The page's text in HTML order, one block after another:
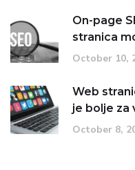
On-page
stranica
October 10,
Web
je bolje za
October 8,